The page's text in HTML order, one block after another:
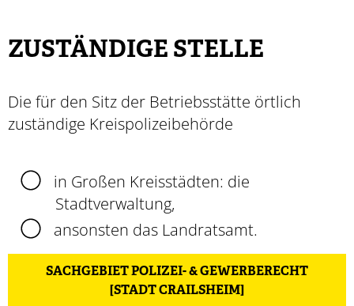
ZUSTÄNDIGE STELLE
Die für den Sitz der Betriebsstätte örtlich
zuständige Kreispolizeibehörde
in Großen Kreisstädten: die
Stadtverwaltung,
ansonsten das Landratsamt.
SACHGEBIET POLIZEI- & GEWERBERECHT
[STADT CRAILSHEIM]